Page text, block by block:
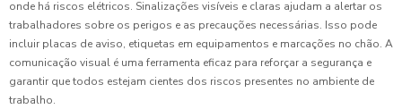
onde há riscos elétricos. Sinalizações visíveis e claras ajudam a alertar os
trabalhadores sobre os perigos e as precauções necessárias. Isso pode
incluir placas de aviso, etiquetas em equipamentos e marcações no chão. A
comunicação visual é uma ferramenta eficaz para reforçar a segurança e
garantir que todos estejam cientes dos riscos presentes no ambiente de
trabalho.